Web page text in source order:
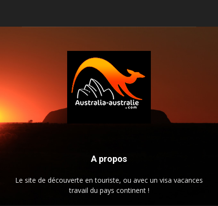
A propos
Le site de découverte en touriste, ou avec un visa vacances
travail du pays continent !